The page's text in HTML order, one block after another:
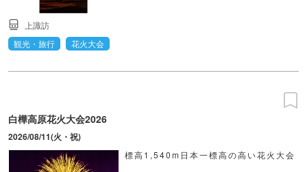
上諏訪
観光・旅行
花火大会
白樺高原花火大会2026
2026/08/11(火・祝)
標高1,540m日本一標高の高い花火大会